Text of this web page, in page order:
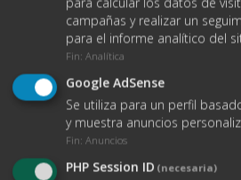
campañas y realizar un
para el informe analítico del
Fin: Analítica
Google AdSense
Se utiliza para un perfil
y muestra anuncios
Fin: Anuncios
PHP Session ID (necesaria)